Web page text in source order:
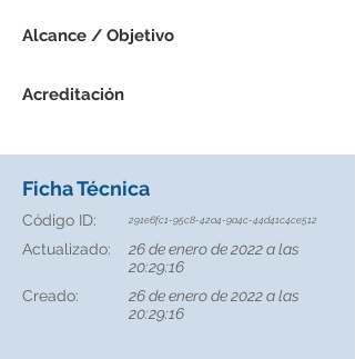
Alcance / Objetivo
Acreditación
Ficha Técnica
Código ID: 291e6fc1-95c8-42a4-9a4c-44d41c4ce512
Actualizado:
26 de enero de 2022 a las
20:29:16
Creado:
26 de enero de 2022 a las
20:29:16